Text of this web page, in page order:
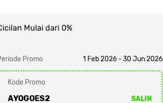
Mulai dari 0%
Promo 1 Feb 2026 - 30 Jun 2026
Kode Promo
AYOGOES2 SALIN